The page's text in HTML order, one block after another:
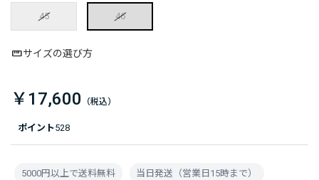
ポイント528
45 46
サイズの選び方
￥17,600
5000円以上で送料無料 当日発送（営業日15時まで）